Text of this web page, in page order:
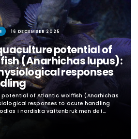
16 DECEMBER 2025
potential of
(Anarhichas lupus):
responses
potential of Atlantic wolffish (Anarhichas
responses to acute handling
i nordiska vattenbruk men det
fisken skulle må i en sådan miljö. Det man
nära släktingen fläckig havskatt. I det
för en…